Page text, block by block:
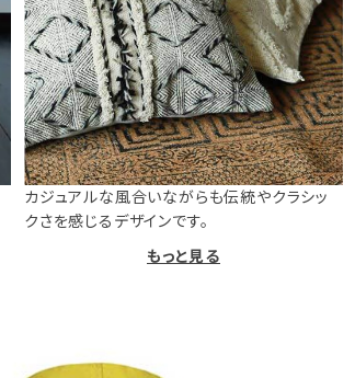
カジュアルな風合いながらも伝統やクラシッ
クさを感じるデザインです。
もっと見る